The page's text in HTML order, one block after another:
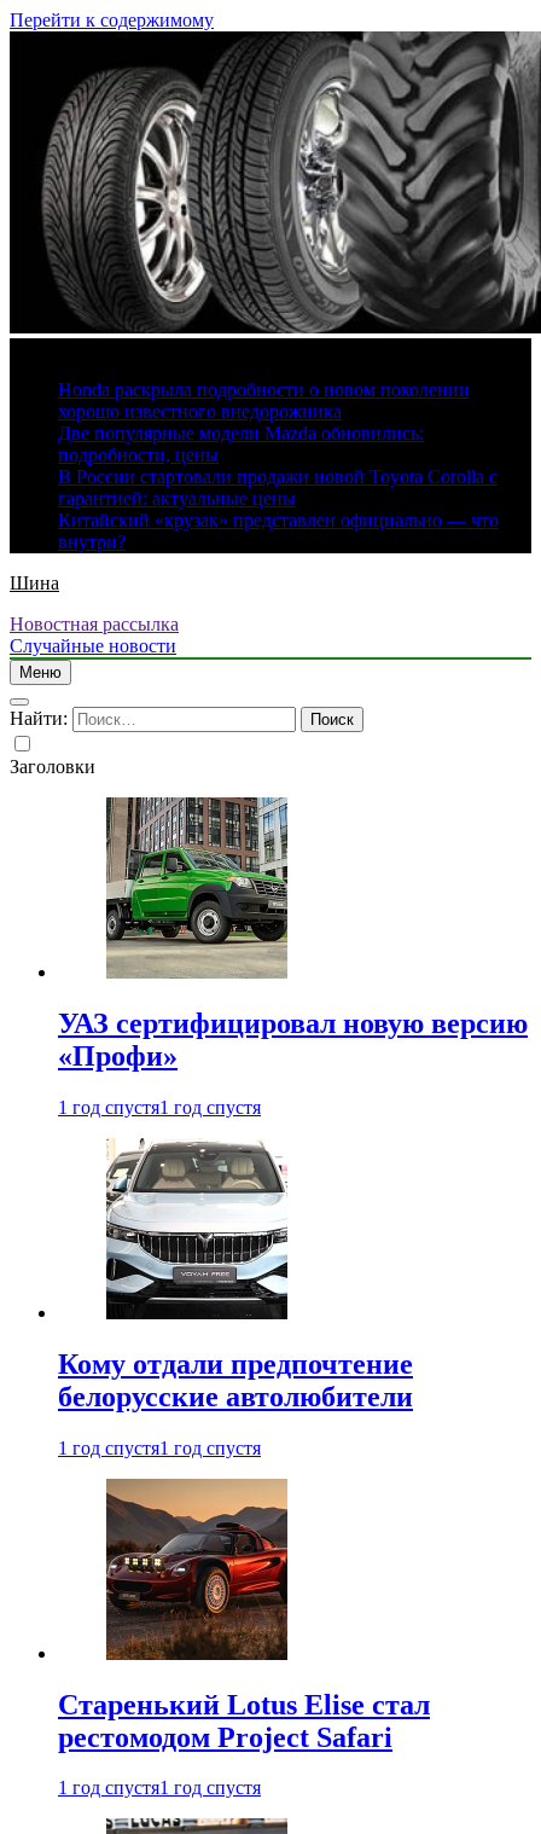
Перейти к содержимому
Honda раскрыла подробности о новом поколении
хорошо известного внедорожника
Две популярные модели Mazda обновились:
подробности, цены
В России стартовали продажи новой Toyota Corolla с
гарантией: актуальные цены
Китайский «крузак» представлен официально — что
внутри?
Шина
Новостная рассылка
Случайные новости
Меню
Найти:
Заголовки
УАЗ сертифицировал новую версию
«Профи»
1 год спустя1 год спустя
Кому отдали предпочтение
белорусские автолюбители
1 год спустя1 год спустя
Старенький Lotus Elise стал
рестомодом Project Safari
1 год спустя1 год спустя